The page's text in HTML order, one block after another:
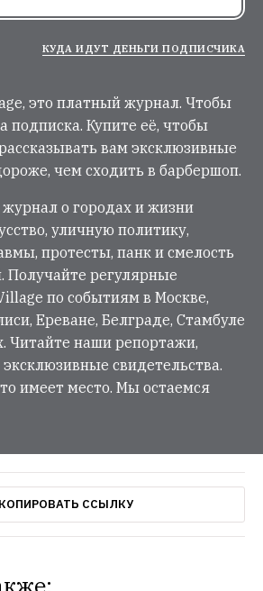
КУДА ИДУТ ДЕНЬГИ ПОДПИСЧИКА
это платный журнал. Чтобы
подписка. Купите её, чтобы
вам эксклюзивные
чем сходить в барбершоп.
о городах и жизни
уличную политику,
протесты, панк и смелость
Получайте регулярные
по событиям в Москве,
Ереване, Белграде, Стамбуле
Читайте наши репортажи,
свидетельства.
имеет место. Мы остаемся
ССЫЛКУ